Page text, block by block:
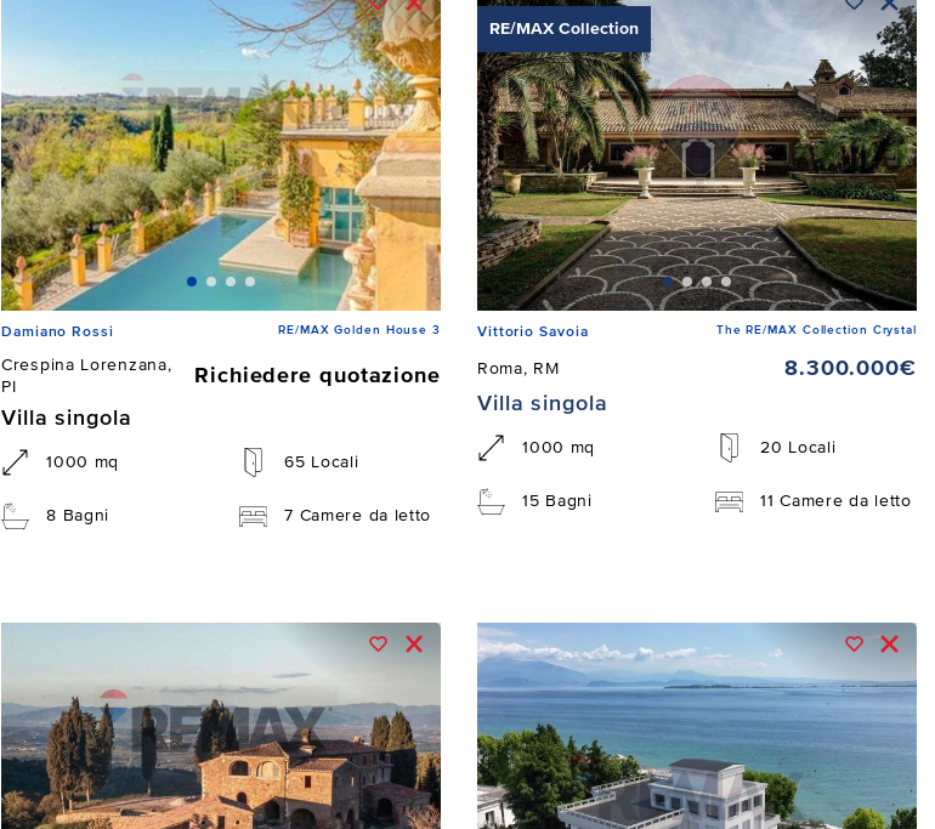
Damiano Rossi RE/MAX Golden House 3
Crespina Lorenzana,
PI
Richiedere quotazione
Villa singola
1000 mq 65 Locali
8 Bagni 7 Camere da letto
RE/MAX Collection
Vittorio Savoia The RE/MAX Collection Crystal
Roma, RM
8.300.000€
Villa singola
1000 mq 20 Locali
15 Bagni 11 Camere da letto